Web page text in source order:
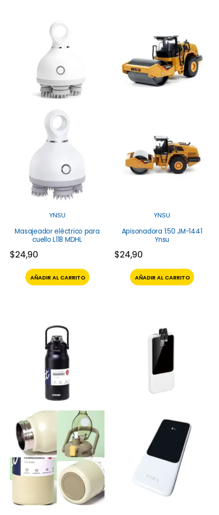
YNSU
Masajeador eléctrico para
cuello L118 MDHL
$24,90
AÑADIR AL CARRITO
YNSU
Apisonadora 1:50 JM-1441
Ynsu
$24,90
AÑADIR AL CARRITO